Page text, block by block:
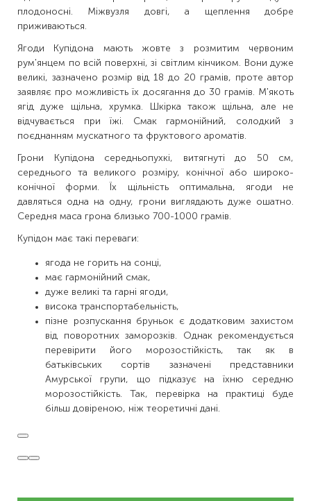
плодоносні. Міжвузля довгі, а щеплення добре
приживаються.
Ягоди Купідона мають жовте з розмитим червоним
рум'янцем по всій поверхні, зі світлим кінчиком. Вони дуже
великі, зазначено розмір від 18 до 20 грамів, проте автор
заявляє про можливість їх досягання до 30 грамів. М'якоть
ягід дуже щільна, хрумка. Шкірка також щільна, але не
відчувається при їжі. Смак гармонійний, солодкий з
поєднанням мускатного та фруктового ароматів.
Грони Купідона середньопухкі, витягнуті до 50 см,
середнього та великого розміру, конічної або широко-
конічної форми. Їх щільність оптимальна, ягоди не
давляться одна на одну, грони виглядають дуже ошатно.
Середня маса грона близько 700-1000 грамів.
Купідон має такі переваги:
ягода не горить на сонці,
має гармонійний смак,
дуже великі та гарні ягоди,
висока транспортабельність,
пізне розпускання бруньок є додатковим захистом
від поворотних заморозків. Однак рекомендується
перевірити його морозостійкість, так як в
батьківських сортів зазначені представники
Амурської групи, що підказує на їхню середню
морозостійкість. Так, перевірка на практиці буде
більш довіреною, ніж теоретичні дані.